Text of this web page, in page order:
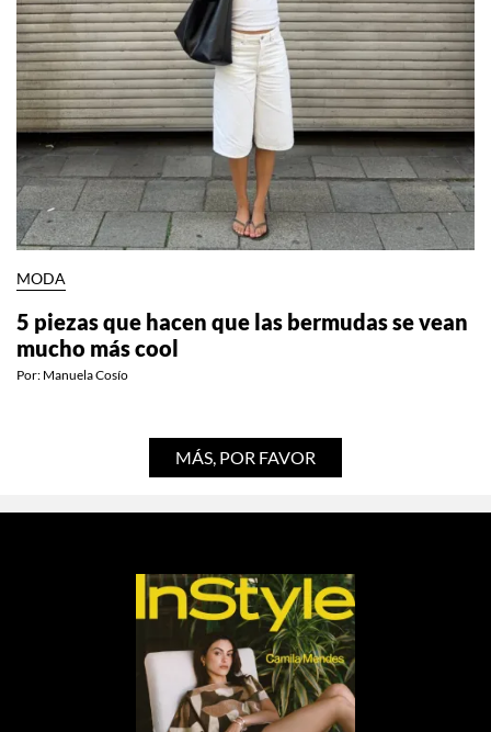
MODA
5 piezas que hacen que las bermudas se vean
mucho más cool
Por: Manuela Cosío
MÁS, POR FAVOR